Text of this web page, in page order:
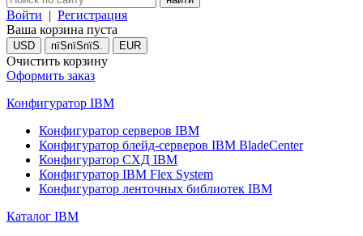
Войти | Регистрация
Ваша корзина пуста
USD пїЅпїЅпїЅ. EUR
Очистить корзину
Оформить заказ
Конфигуратор IBM
Конфигуратор серверов IBM
Конфигуратор блейд-серверов IBM BladeCenter
Конфигуратор СХД IBM
Конфигуратор IBM Flex System
Конфигуратор ленточных библиотек IBM
Каталог IBM